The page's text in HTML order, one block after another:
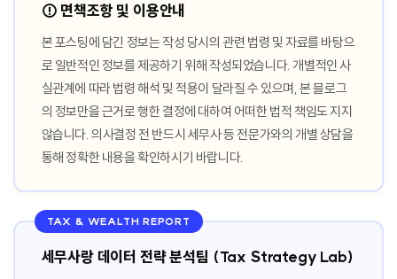
⚠️ 면책조항 및 이용안내
본 포스팅에 담긴 정보는 작성 당시의 관련 법령 및 자료를 바탕으
로 일반적인 정보를 제공하기 위해 작성되었습니다. 개별적인 사
실관계에 따라 법령 해석 및 적용이 달라질 수 있으며, 본 블로그
의 정보만을 근거로 행한 결정에 대하여 어떠한 법적 책임도 지지
않습니다. 의사결정 전 반드시 세무사 등 전문가와의 개별 상담을
통해 정확한 내용을 확인하시기 바랍니다.
TAX & WEALTH REPORT
세무사랑 데이터 전략 분석팀 (Tax Strategy Lab)